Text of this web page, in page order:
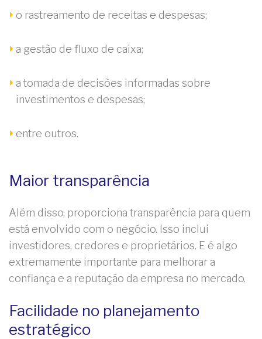
o rastreamento de receitas e despesas;
a gestão de fluxo de caixa;
a tomada de decisões informadas sobre
investimentos e despesas;
entre outros.
Maior transparência
Além disso, proporciona transparência para quem
está envolvido com o negócio. Isso inclui
investidores, credores e proprietários. E é algo
extremamente importante para melhorar a
confiança e a reputação da empresa no mercado.
Facilidade no planejamento
estratégico